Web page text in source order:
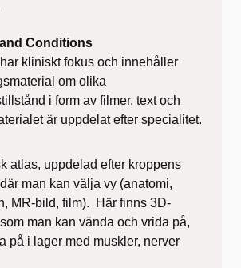
Conditions
kliniskt fokus och innehåller
om olika
i form av filmer, text och
är uppdelat efter specialitet.
atlas, uppdelad efter kroppens
man kan välja vy (anatomi,
MR-bild, film). Här finns 3D-
man kan vända och vrida på,
på i lager med muskler, nerver